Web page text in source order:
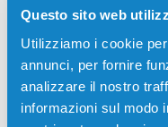
Questo sito web
Utilizziamo i cookie
annunci, per fornire
analizzare il nostro
informazioni sul modo
Descrizione
Cinghia di
COLORE 100000
SPC430DN, Ricoh